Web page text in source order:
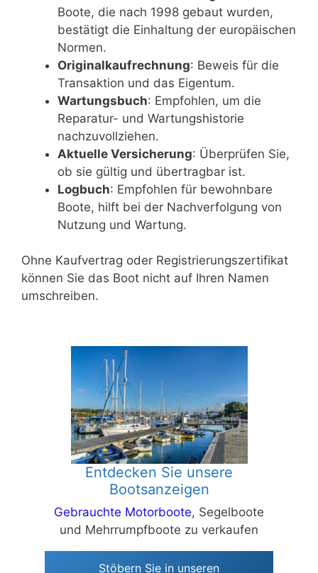
Boote, die nach 1998 gebaut wurden,
bestätigt die Einhaltung der europäischen
Normen.
Originalkaufrechnung: Beweis für die
Transaktion und das Eigentum.
Wartungsbuch: Empfohlen, um die
Reparatur- und Wartungshistorie
nachzuvollziehen.
Aktuelle Versicherung: Überprüfen Sie,
ob sie gültig und übertragbar ist.
Logbuch: Empfohlen für bewohnbare
Boote, hilft bei der Nachverfolgung von
Nutzung und Wartung.
Ohne Kaufvertrag oder Registrierungszertifikat
können Sie das Boot nicht auf Ihren Namen
umschreiben.
Entdecken Sie unsere
Bootsanzeigen
Gebrauchte Motorboote, Segelboote
und Mehrrumpfboote zu verkaufen
Stöbern Sie in unseren